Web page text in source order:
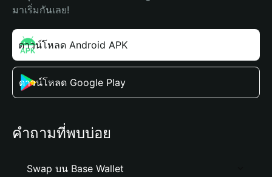
มาเริ่มกันเลย!
ดาวน์โหลด Android APK
ดาวน์โหลด Google Play
คำถามที่พบบ่อย
Swap บน Base Wallet